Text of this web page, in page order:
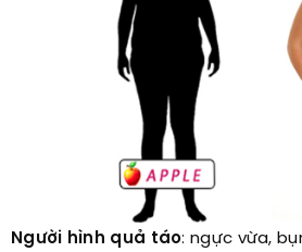
Người hình quả táo: ngực vừa,